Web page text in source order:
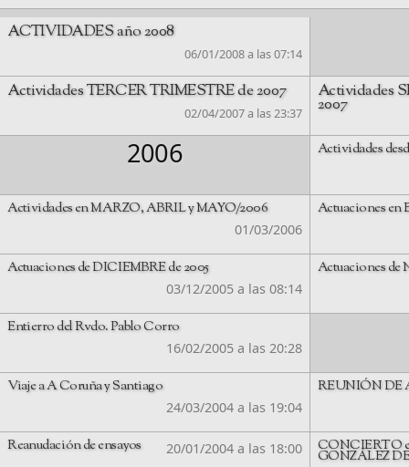
ACTIVIDADES año 2008
06/01/2008 a las 07:14
Actividades TERCER TRIMESTRE de 2007
02/04/2007 a las 23:37
Actividades
2007
2006 Actividades
Actividades en MARZO, ABRIL y MAYO/2006
01/03/2006
Actuaciones en
Actuaciones de DICIEMBRE de 2005
03/12/2005 a las 08:14
Actuaciones de
Entierro del Rvdo. Pablo Corro
16/02/2005 a las 20:28
Viaje a A Coruña y Santiago
24/03/2004 a las 19:04
REUNIÓN DE
Reanudación de ensayos 20/01/2004 a las 18:00 CONCIERTO
GONZÁLEZ